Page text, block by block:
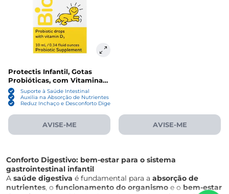
Protectis Infantil, Gotas
Probióticas, com Vitamina
D, 10ml, BioGaia
Suporte à Saúde Intestinal
Auxilia na Absorção de Nutrientes
Reduz Inchaço e Desconforto Digestivo
AVISE-ME AVISE-ME
Conforto Digestivo: bem-estar para o sistema
gastrointestinal infantil
A saúde digestiva é fundamental para a absorção de
nutrientes, o funcionamento do organismo e o bem-estar